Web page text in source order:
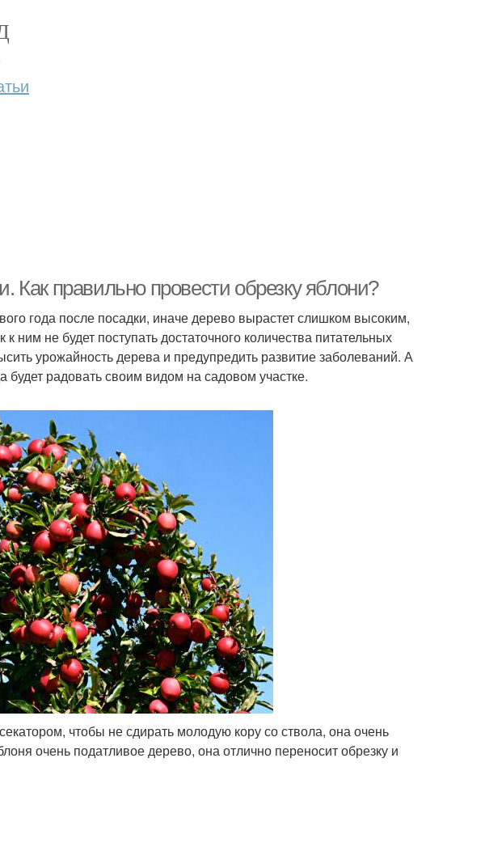
Как правильно провести обрезку яблони?
года после посадки, иначе дерево вырастет слишком высоким,
ним не будет поступать достаточного количества питательных
урожайность дерева и предупредить развитие заболеваний. А
радовать своим видом на садовом участке.
чтобы не сдирать молодую кору со ствола, она очень
очень податливое дерево, она отлично переносит обрезку и